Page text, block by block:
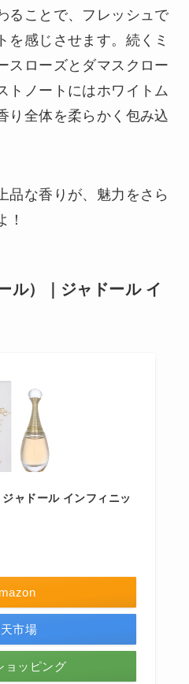
ることで、フレッシュで
を感じさせます。続くミ
スローズとダマスクロー
トノートにはホワイトム
り全体を柔らかく包み込
品な香りが、魅力をさら
！
ル）｜ジャドール イ
ャドール インフィニッ
市場
ョッピング